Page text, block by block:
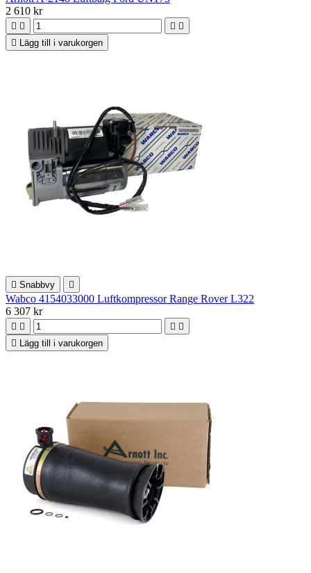
2 610 kr
   

Lägg till i varukorgen
 Snabbvy 
Wabco 4154033000 Luftkompressor Range Rover L322
6 307 kr
   

Lägg till i varukorgen